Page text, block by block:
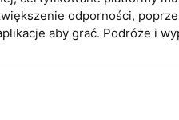
odporności,
aby grać. Podróże i